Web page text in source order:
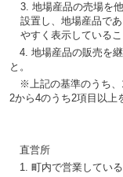
3. 地場産品の売場を他
設置し、 地場産品で
やすく 表示しているこ
4. 地場産品の販売を
と。
※上記の基準のうち、
2から4のうち2項目以上
直営所
1. 町内で営業している